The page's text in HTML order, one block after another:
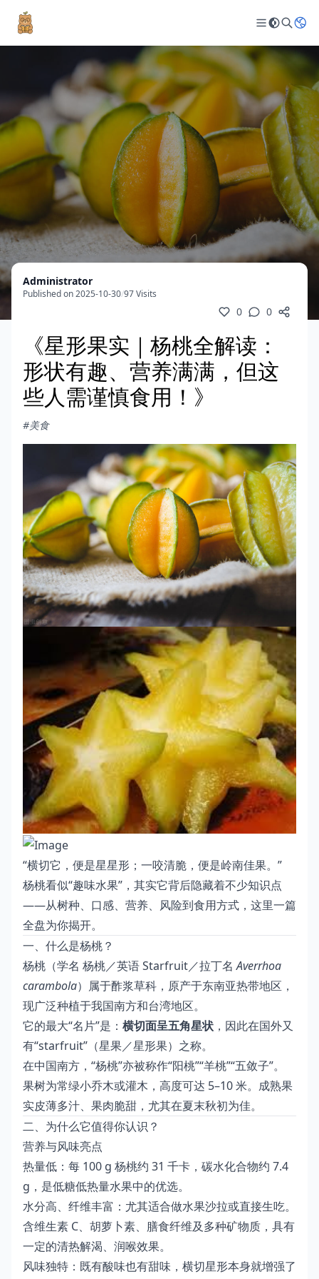
Administrator
Published on 2025-10-30/97 Visits
0 0
《星形果实｜杨桃全解读：
形状有趣、营养满满，但这
些人需谨慎食用！》
#美食
“横切它，便是星星形；一咬清脆，便是岭南佳果。”
杨桃看似“趣味水果”，其实它背后隐藏着不少知识点
——从树种、口感、营养、风险到食用方式，这里一篇
全盘为你揭开。
一、什么是杨桃？
杨桃（学名 杨桃／英语 Starfruit／拉丁名Averrhoa
carambola）属于酢浆草科，原产于东南亚热带地区，
现广泛种植于我国南方和台湾地区。
它的最大“名片”是： 横切面呈五角星状 ，因此在国外又
有“starfruit”（星果／星形果）之称。
在中国南方，“杨桃”亦被称作“阳桃”“羊桃”“五敛子”。
果树为常绿小乔木或灌木，高度可达 5–10 米。成熟果
实皮薄多汁、果肉脆甜，尤其在夏末秋初为佳。
二、为什么它值得你认识？
营养与风味亮点
热量低：每 100 g 杨桃约 31 千卡，碳水化合物约 7.4
g，是低糖低热量水果中的优选。
水分高、纤维丰富：尤其适合做水果沙拉或直接生吃。
含维生素 C、胡萝卜素、膳食纤维及多种矿物质，具有
一定的清热解渴、润喉效果。
风味独特：既有酸味也有甜味，横切星形本身就增强了